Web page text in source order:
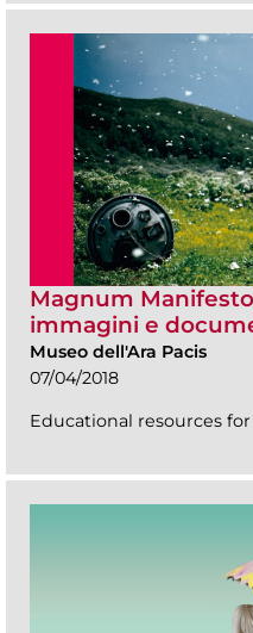
Magnum
immagini e
Museo dell'Ara Pacis
07/04/2018
Educational resources for